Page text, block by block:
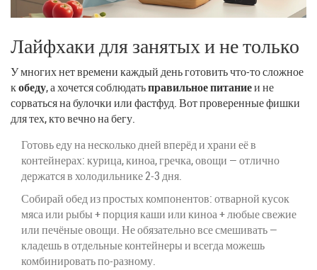
Лайфхаки для занятых и не только
У многих нет времени каждый день готовить что-то сложное
кобеду, а хочется соблюдатьправильное питаниеи не
сорваться на булочки или фастфуд. Вот проверенные фишки
для тех, кто вечно на бегу.
Готовь еду на несколько дней вперёд и храни её в
контейнерах: курица, киноа, гречка, овощи — отлично
держатся в холодильнике 2-3 дня.
Собирай обед из простых компонентов: отварной кусок
мяса или рыбы + порция каши или киноа + любые свежие
или печёные овощи. Не обязательно все смешивать —
кладешь в отдельные контейнеры и всегда можешь
комбинировать по-разному.